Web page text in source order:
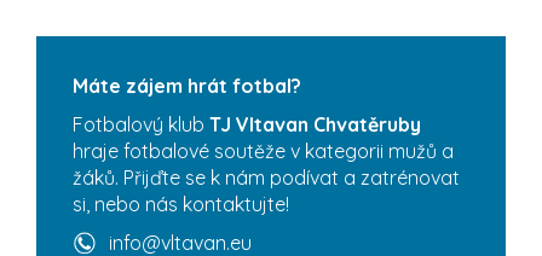
Máte zájem hrát fotbal?
Fotbalový klub TJ Vltavan Chvatěruby
hraje fotbalové soutěže v kategorii mužů a
žáků. Přijďte se k nám podívat a zatrénovat
si, nebo nás kontaktujte!
info@vltavan.eu